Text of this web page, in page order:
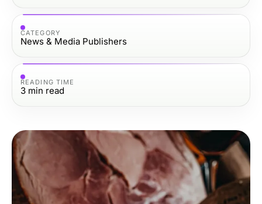
CATEGORY
News & Media Publishers
READING TIME
3 min read